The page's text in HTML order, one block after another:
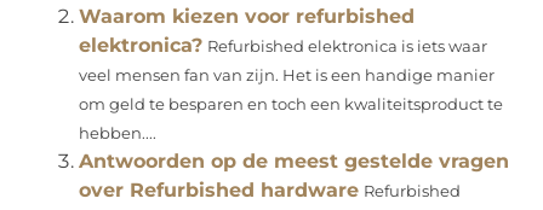
Waarom kiezen voor refurbished
elektronica? Refurbished elektronica is iets waar
veel mensen fan van zijn. Het is een handige manier
om geld te besparen en toch een kwaliteitsproduct te
hebben....
Antwoorden op de meest gestelde vragen
over Refurbished hardware Refurbished